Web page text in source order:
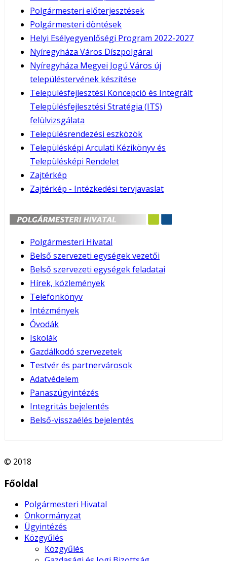
Polgármesteri előterjesztések
Polgármesteri döntések
Helyi Esélyegyenlőségi Program 2022-2027
Nyíregyháza Város Díszpolgárai
Nyíregyháza Megyei Jogú Város új
településtervének készítése
Településfejlesztési Koncepció és Integrált
Településfejlesztési Stratégia (ITS)
felülvizsgálata
Településrendezési eszközök
Településképi Arculati Kézikönyv és
Településképi Rendelet
Zajtérkép
Zajtérkép - Intézkedési tervjavaslat
Polgármesteri Hivatal
Belső szervezeti egységek vezetői
Belső szervezeti egységek feladatai
Hírek, közlemények
Telefonkönyv
Intézmények
Óvodák
Iskolák
Gazdálkodó szervezetek
Testvér és partnervárosok
Adatvédelem
Panaszügyintézés
Integritás bejelentés
Belső-visszaélés bejelentés
© 2018
Főoldal
Polgármesteri Hivatal
Önkormányzat
Ügyintézés
Közgyűlés
Közgyűlés